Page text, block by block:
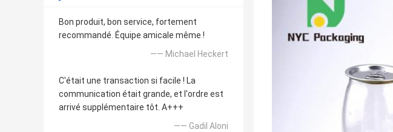
Bon produit, bon service, fortement
recommandé. Équipe amicale même !
—— Michael Heckert
C'était une transaction si facile ! La
communication était grande, et l'ordre est
arrivé supplémentaire tôt. A+++
—— GadiI Aloni